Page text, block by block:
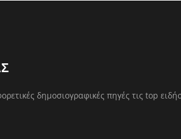
δημοσιογραφικές πηγές τις top